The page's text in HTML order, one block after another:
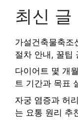
최신 글
가설건축물축조
절차 안내, 꿀팁
다이어트 몇 개
트 기간과 목표
자궁 염증과 허
는 요통 원리 추